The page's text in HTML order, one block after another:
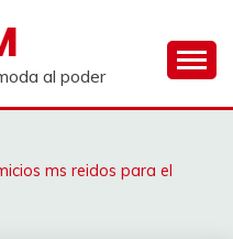
al poder
ms reidos para el